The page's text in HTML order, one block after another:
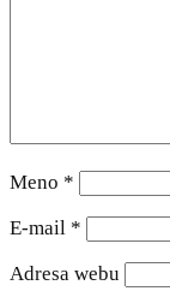
Meno *
E-mail *
Adresa webu